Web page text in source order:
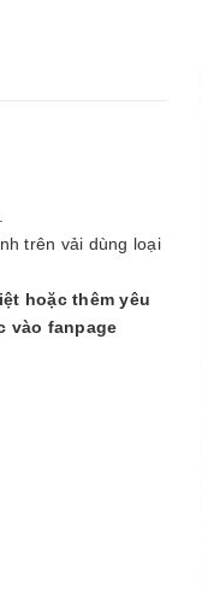
trên vải dùng loại
hoặc thêm yêu
vào fanpage